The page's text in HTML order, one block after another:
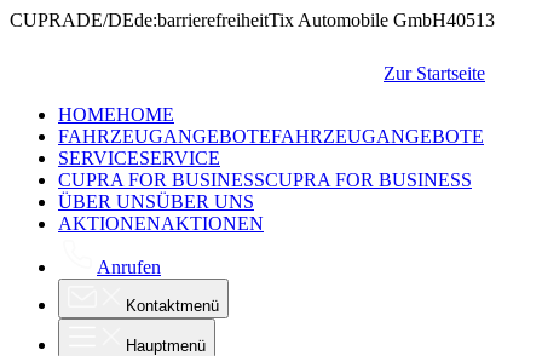
CUPRADE/DEde:barrierefreiheitTix Automobile GmbH40513
Zur Startseite
HOMEHOME
FAHRZEUGANGEBOTEFAHRZEUGANGEBOTE
SERVICESERVICE
CUPRA FOR BUSINESSCUPRA FOR BUSINESS
ÜBER UNSÜBER UNS
AKTIONENAKTIONEN
Anrufen
Kontaktmenü
Hauptmenü